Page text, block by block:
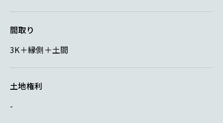
間取り
3K＋縁側＋土間
土地権利
-